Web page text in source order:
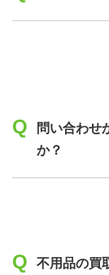
問い合わせ
か？
不用品の買